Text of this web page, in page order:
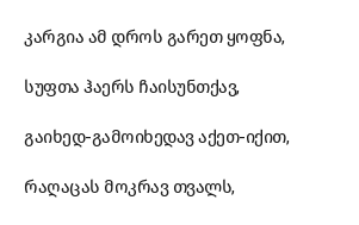
კარგია ამ დროს გარეთ ყოფნა,
სუფთა ჰაერს ჩაისუნთქავ,
გაიხედ-გამოიხედავ აქეთ-იქით,
რაღაცას მოკრავ თვალს,